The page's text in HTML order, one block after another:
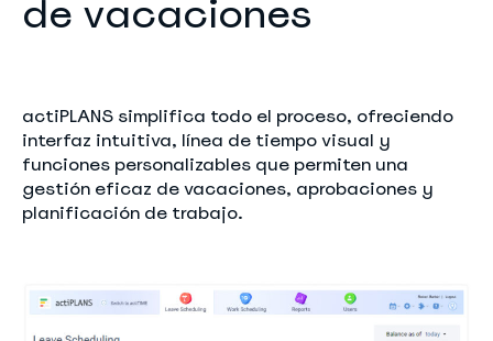
de vacaciones
actiPLANS simplifica todo el proceso, ofreciendo
interfaz intuitiva, línea de tiempo visual y
funciones personalizables que permiten una
gestión eficaz de vacaciones, aprobaciones y
planificación de trabajo.